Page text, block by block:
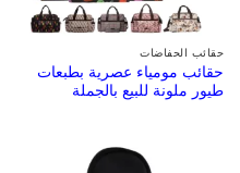
حقائب الحفاضات
حقائب مومياء عصرية بطبعات
طيور ملونة للبيع بالجملة